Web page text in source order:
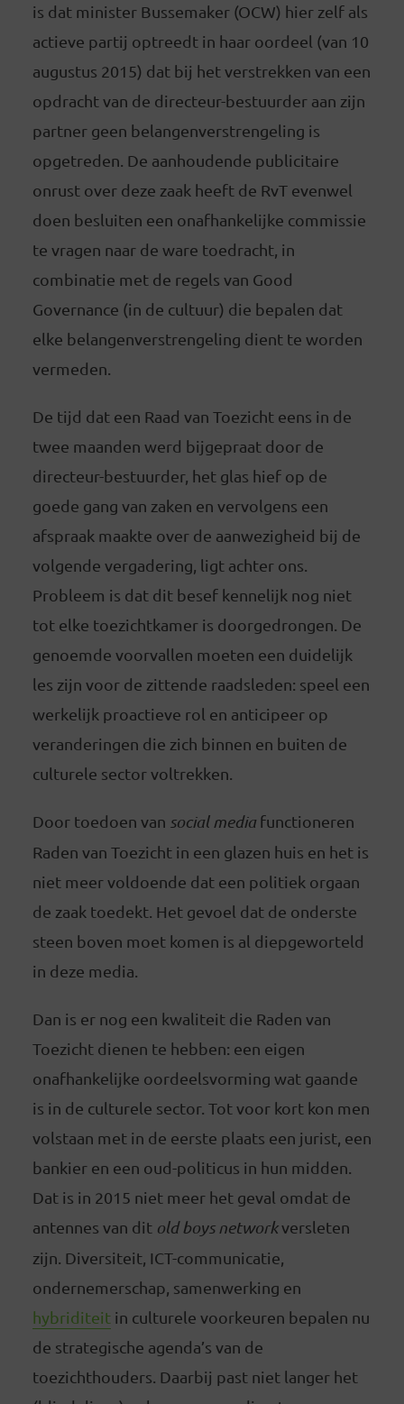
is dat minister Bussemaker (OCW) hier zelf als
actieve partij optreedt in haar oordeel (van 10
augustus 2015) dat bij het verstrekken van een
opdracht van de directeur-bestuurder aan zijn
partner geen belangenverstrengeling is
opgetreden. De aanhoudende publicitaire
onrust over deze zaak heeft de RvT evenwel
doen besluiten een onafhankelijke commissie
te vragen naar de ware toedracht, in
combinatie met de regels van Good
Governance (in de cultuur) die bepalen dat
elke belangenverstrengeling dient te worden
vermeden.
De tijd dat een Raad van Toezicht eens in de
twee maanden werd bijgepraat door de
directeur-bestuurder, het glas hief op de
goede gang van zaken en vervolgens een
afspraak maakte over de aanwezigheid bij de
volgende vergadering, ligt achter ons.
Probleem is dat dit besef kennelijk nog niet
tot elke toezichtkamer is doorgedrongen. De
genoemde voorvallen moeten een duidelijk
les zijn voor de zittende raadsleden: speel een
werkelijk proactieve rol en anticipeer op
veranderingen die zich binnen en buiten de
culturele sector voltrekken.
Door toedoen van social mediafunctioneren
Raden van Toezicht in een glazen huis en het is
niet meer voldoende dat een politiek orgaan
de zaak toedekt. Het gevoel dat de onderste
steen boven moet komen is al diepgeworteld
in deze media.
Dan is er nog een kwaliteit die Raden van
Toezicht dienen te hebben: een eigen
onafhankelijke oordeelsvorming wat gaande
is in de culturele sector. Tot voor kort kon men
volstaan met in de eerste plaats een jurist, een
bankier en een oud-politicus in hun midden.
Dat is in 2015 niet meer het geval omdat de
antennes van dit old boys networkversleten
zijn. Diversiteit, ICT-communicatie,
ondernemerschap, samenwerking en
hybriditeitin culturele voorkeuren bepalen nu
de strategische agenda’s van de
toezichthouders. Daarbij past niet langer het